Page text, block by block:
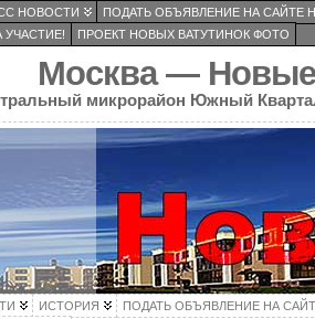
НОВОСТИ
ПОДАТЬ ОБЪЯВЛЕНИЕ НА САЙТЕ
УЧАСТИЕ!
ПРОЕКТ НОВЫХ ВАТУТИНОК ФОТО
Москва — Новые
микрорайон Южный
ИСТОРИЯ
ПОДАТЬ ОБЪЯВЛЕНИЕ НА